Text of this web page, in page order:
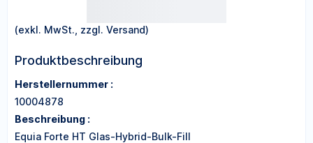
(exkl. MwSt., zzgl. Versand)
Produktbeschreibung
Herstellernummer :
10004878
Beschreibung :
Equia Forte HT Glas-Hybrid-Bulk-Fill